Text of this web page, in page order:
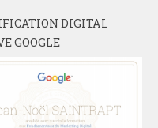
DIGITAL
GOOGLE